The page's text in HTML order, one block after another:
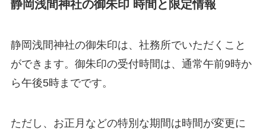
静岡浅間神社の御朱印 時間と限定情報
静岡浅間神社の御朱印は、社務所でいただくこと
ができます。御朱印の受付時間は、通常午前9時か
ら午後5時までです。
ただし、お正月などの特別な期間は時間が変更に